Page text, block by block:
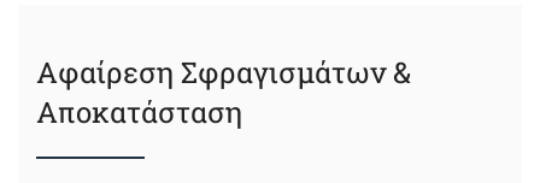
Αφαίρεση Σφραγισμάτων &
Αποκατάσταση